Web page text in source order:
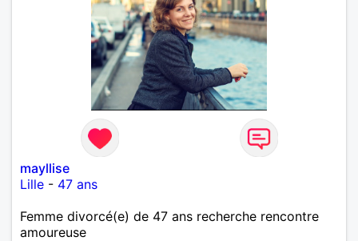
mayllise
Lille - 47 ans
Femme divorcé(e) de 47 ans recherche rencontre
amoureuse